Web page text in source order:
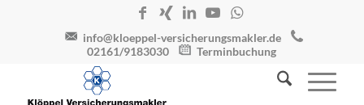
info@kloeppel-versicherungsmakler.de
02161/9183030
Terminbuchung